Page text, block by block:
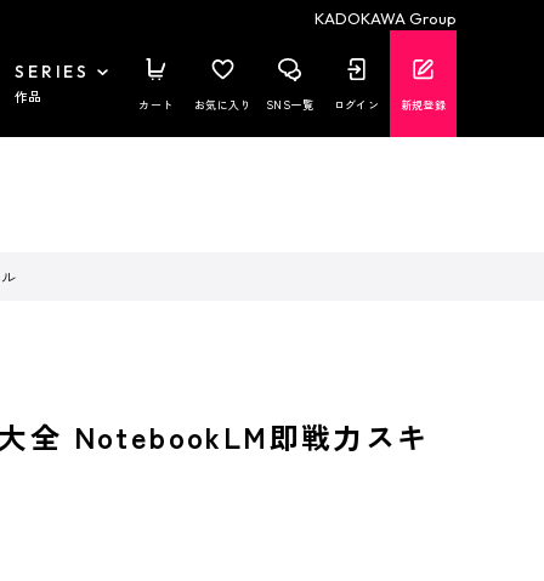
KADOKAWA Group
SERIES
作品 カート お気に入り SNS一覧 ログイン 新規登録
全 NotebookLM即戦力スキ